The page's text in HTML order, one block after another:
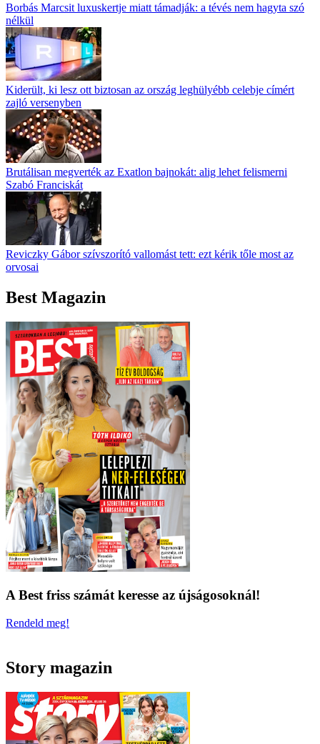
Borbás Marcsit luxuskertje miatt támadják: a tévés nem hagyta szó
nélkül
Kiderült, ki lesz ott biztosan az ország leghülyébb celebje címért
zajló versenyben
Brutálisan megverték az Exatlon bajnokát: alig lehet felismerni
Szabó Franciskát
Reviczky Gábor szívszorító vallomást tett: ezt kérik tőle most az
orvosai
Best Magazin
A Best friss számát keresse az újságosoknál!
Rendeld meg!
Story magazin